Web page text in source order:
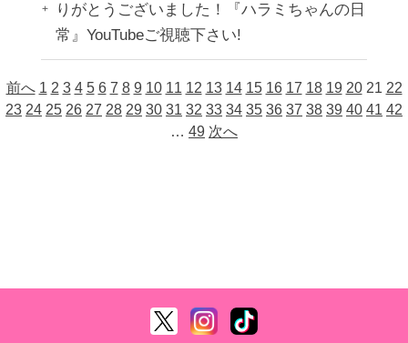
りがとうございました！『ハラミちゃんの日
常』YouTubeご視聴下さい!
前へ 1 2 3 4 5 6 7 8 9 10 11 12 13 14 15 16 17 18 19 20 21 22
23 24 25 26 27 28 29 30 31 32 33 34 35 36 37 38 39 40 41 42
… 49 次へ